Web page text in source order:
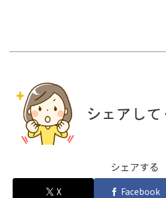
シェアする
X Facebook